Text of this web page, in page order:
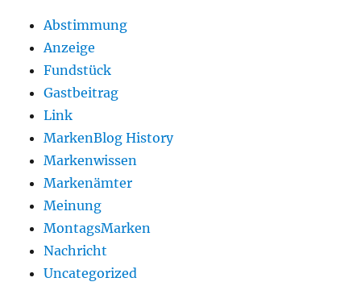
Abstimmung
Anzeige
Fundstück
Gastbeitrag
Link
MarkenBlog History
Markenwissen
Markenämter
Meinung
MontagsMarken
Nachricht
Uncategorized